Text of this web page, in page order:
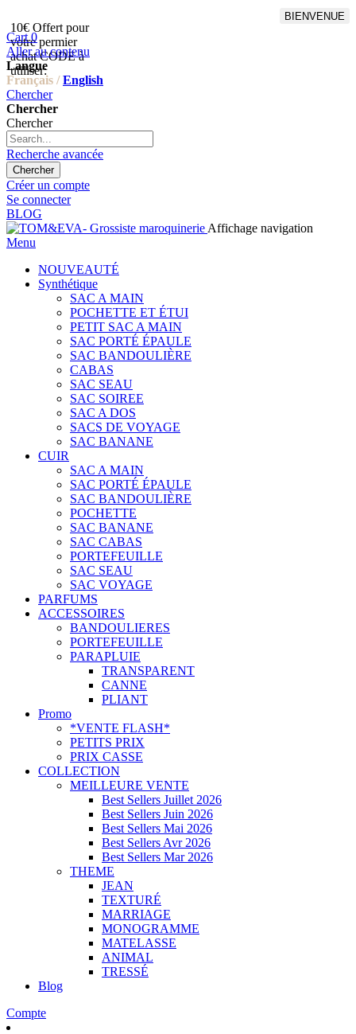
10€ Offert pour
votre permier
achat CODE à
utiliser:
BIENVENUE
Cart 0
Aller au contenu
Langue
Français / English
Chercher
Chercher
Chercher
Recherche avancée
Chercher
Créer un compte
Se connecter
BLOG
Affichage navigation
Menu
NOUVEAUTÉ
Synthétique
SAC A MAIN
POCHETTE ET ÉTUI
PETIT SAC A MAIN
SAC PORTÉ ÉPAULE
SAC BANDOULIÈRE
CABAS
SAC SEAU
SAC SOIREE
SAC A DOS
SACS DE VOYAGE
SAC BANANE
CUIR
SAC A MAIN
SAC PORTÉ ÉPAULE
SAC BANDOULIÈRE
POCHETTE
SAC BANANE
SAC CABAS
PORTEFEUILLE
SAC SEAU
SAC VOYAGE
PARFUMS
ACCESSOIRES
BANDOULIERES
PORTEFEUILLE
PARAPLUIE
TRANSPARENT
CANNE
PLIANT
Promo
*VENTE FLASH*
PETITS PRIX
PRIX CASSE
COLLECTION
MEILLEURE VENTE
Best Sellers Juillet 2026
Best Sellers Juin 2026
Best Sellers Mai 2026
Best Sellers Avr 2026
Best Sellers Mar 2026
THEME
JEAN
TEXTURÉ
MARRIAGE
MONOGRAMME
MATELASSE
ANIMAL
TRESSÉ
Blog
Compte